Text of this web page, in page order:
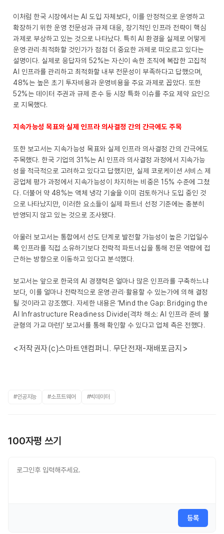
이처럼 한국 시장에서는 AI 도입 자체보다, 이를 안정적으로 운영하고
확장하기 위한 운영 전문성과 규제 대응, 장기적인 인프라 전략이 핵심
과제로 부상하고 있는 것으로 나타났다. 특히 AI 환경을 실제로 어떻게
운영·관리·최적화할 것인가가 점점 더 중요한 과제로 떠오르고 있다는
설명이다. 실제로 응답자의 52%는 자신이 속한 조직에 복잡한 고집적
AI 인프라를 관리하고 최적화할 내부 전문성이 부족하다고 답했으며,
48%는 높은 초기 투자비용과 운영비용을 주요 과제로 꼽았다. 또한
52%는 데이터 주권과 규제 준수 등 시장 특화 이슈를 주요 제약 요인으
로 지목했다.
지속가능성 목표와 실제 인프라 의사결정 간의 간극에도 주목
또한 보고서는 지속가능성 목표와 실제 인프라 의사결정 간의 간극에도
주목했다. 한국 기업의 31%는 AI 인프라 의사결정 과정에서 지속가능
성을 적극적으로 고려하고 있다고 답했지만, 실제 코로케이션 서비스 제
공업체 평가 과정에서 지속가능성이 차지하는 비중은 15% 수준에 그쳤
다. 더불어 약 48%는 액체 냉각 기술을 이미 검토하거나 도입 중인 것
으로 나타났지만, 이러한 요소들이 실제 파트너 선정 기준에는 충분히
반영되지 않고 있는 것으로 조사됐다.
아울러 보고서는 통합에서 선도 단계로 발전할 가능성이 높은 기업일수
록 인프라를 직접 소유하기보다 전략적 파트너십을 통해 전문 역량에 접
근하는 방향으로 이동하고 있다고 분석했다.
보고서는 앞으로 한국의 AI 경쟁력은 얼마나 많은 인프라를 구축하느냐
보다, 이를 얼마나 전략적으로 운영·관리·활용할 수 있는가에 의해 결정
될 것이라고 강조했다. 자세한 내용은 ‘Mind the Gap: Bridging the
AI Infrastructure Readiness Divide(격차 해소: AI 인프라 준비 불
균형의 가교 마련)’ 보고서를 통해 확인할 수 있다고 업체 측은 전했다.
<저작권자(c)스마트앤컴퍼니. 무단전재-재배포금지>
#인공지능 #소프트웨어 #빅데이터
100자평 쓰기
등록